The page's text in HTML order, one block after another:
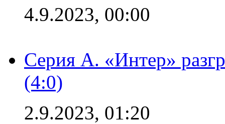
4.9.2023, 00:00
Серия А. «Интер»
(4:0)
2.9.2023, 01:20